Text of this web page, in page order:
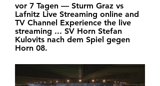
vor 7 Tagen — Sturm Graz vs
Lafnitz Live Streaming online and
TV Channel Experience the live
streaming ... SV Horn Stefan
Kulovits nach dem Spiel gegen
Horn 08.